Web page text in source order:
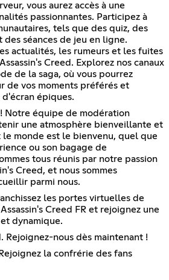
vous aurez accès à une
passionnantes. Participez à
tels que des quiz, des
séances de jeu en ligne.
actualités, les rumeurs et les fuites
Creed. Explorez nos canaux
de la saga, où vous pourrez
de vos moments préférés et
épiques.
Notre équipe de modération
une atmosphère bienveillante et
monde est le bienvenu, quel que
ou son bagage de
tous réunis par notre passion
Creed, et nous sommes
parmi nous.
les portes virtuelles de
Creed FR et rejoignez une
dynamique.
Rejoignez-nous dès maintenant !
la confrérie des fans